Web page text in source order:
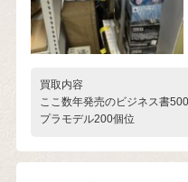
買取内容
ここ数年発売のビジネス書
プラモデル200個位